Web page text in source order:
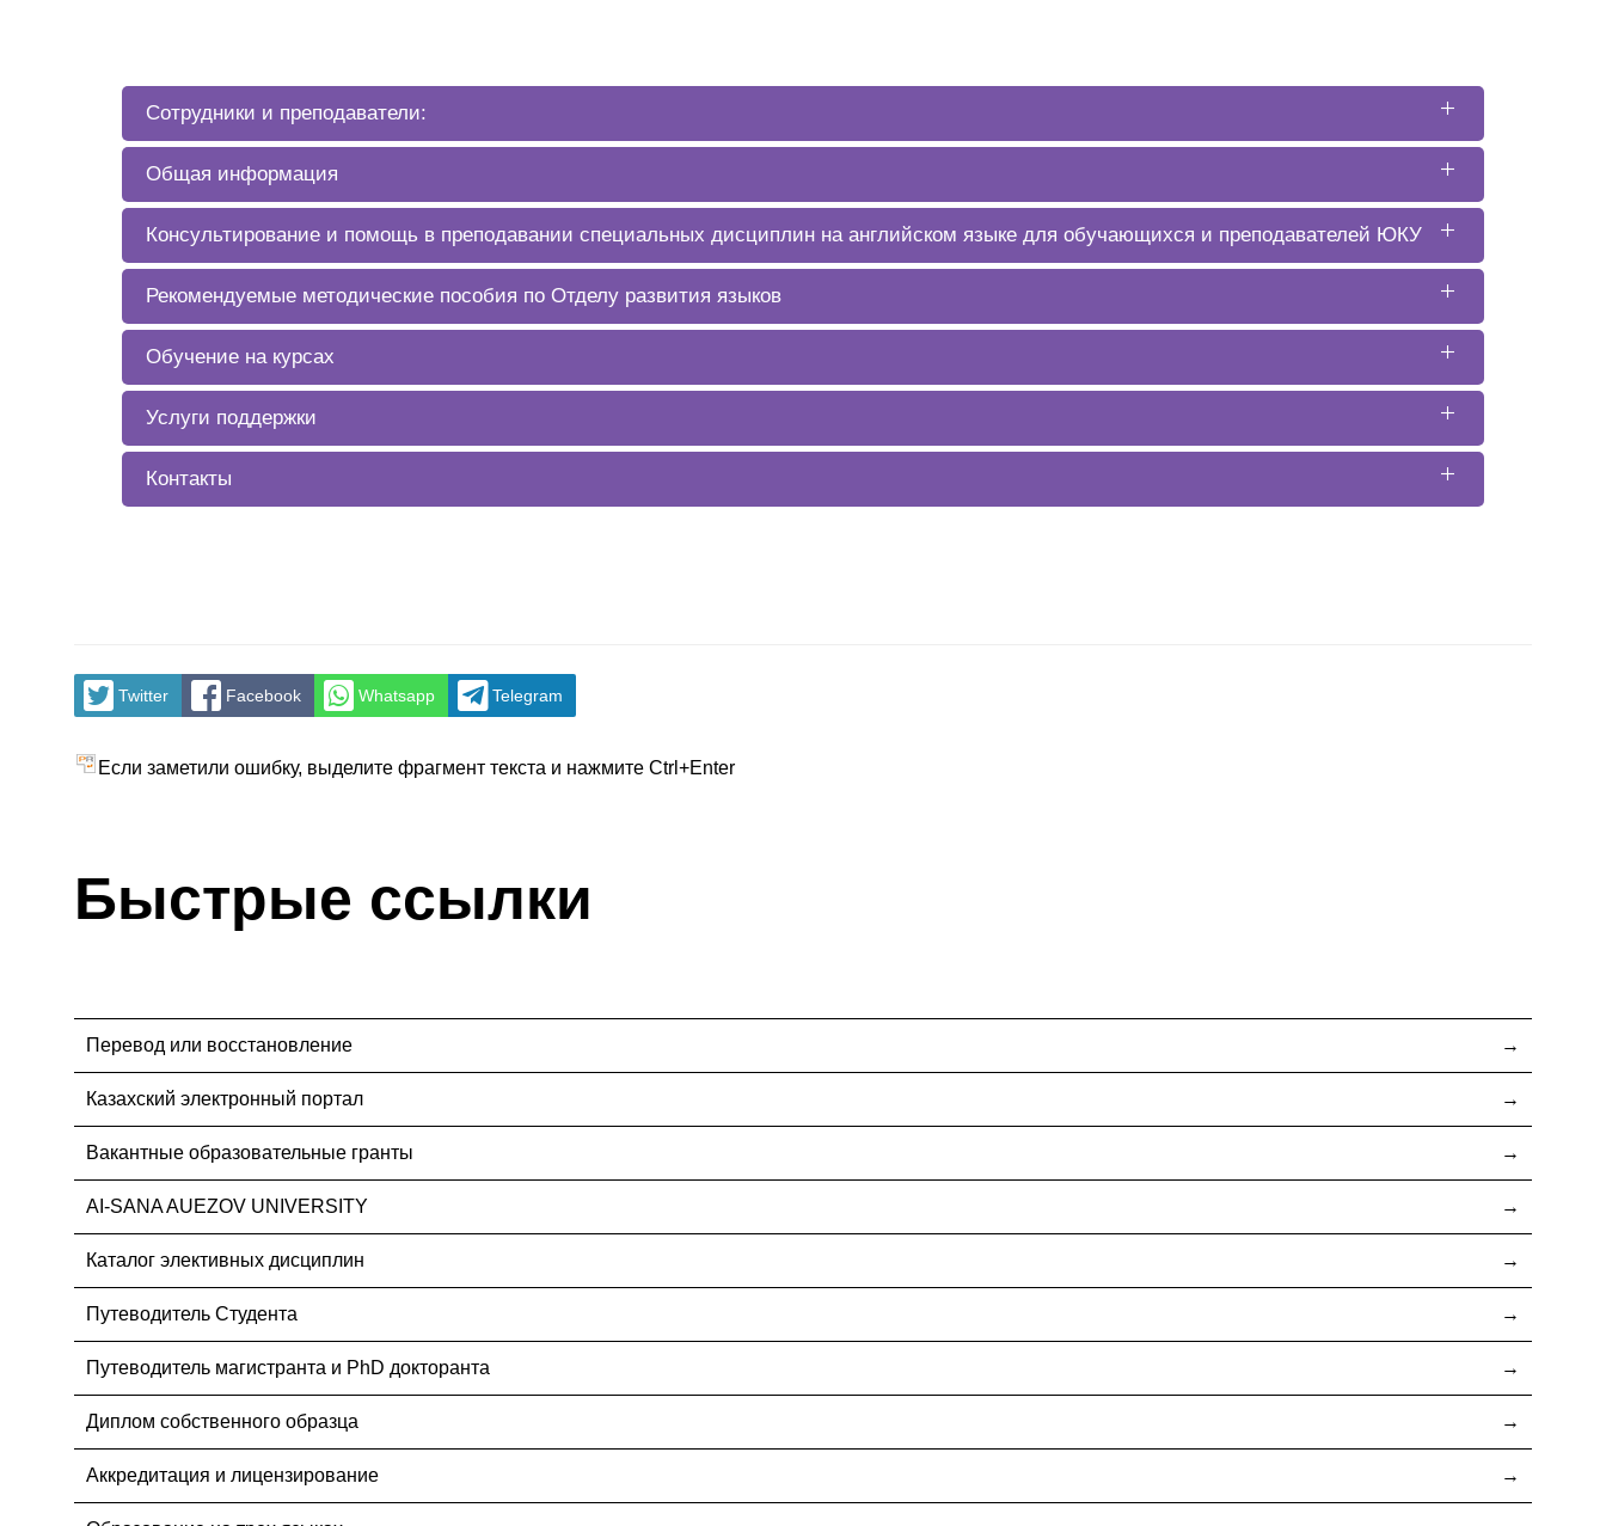
Сотрудники и преподаватели:
Общая информация
Консультирование и помощь в преподавании специальных дисциплин на английском языке для обучающихся и преподавателей ЮКУ
Рекомендуемые методические пособия по Отделу развития языков
Обучение на курсах
Услуги поддержки
Контакты
Twitter Facebook Whatsapp Telegram
Если заметили ошибку, выделите фрагмент текста и нажмите Ctrl+Enter
Быстрые ссылки
Перевод или восстановление
Казахский электронный портал
Вакантные образовательные гранты
AI-SANA AUEZOV UNIVERSITY
Каталог элективных дисциплин
Путеводитель Студента
Путеводитель магистранта и PhD докторанта
Диплом собственного образца
Аккредитация и лицензирование